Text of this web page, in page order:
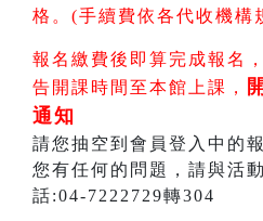
格。(手續費依各代收機構
報名繳費後即算完成報名
告開課時間至本館上課，
通知
請您抽空到會員登入中的
您有任何的問題，請與活
話:04-7222729轉304